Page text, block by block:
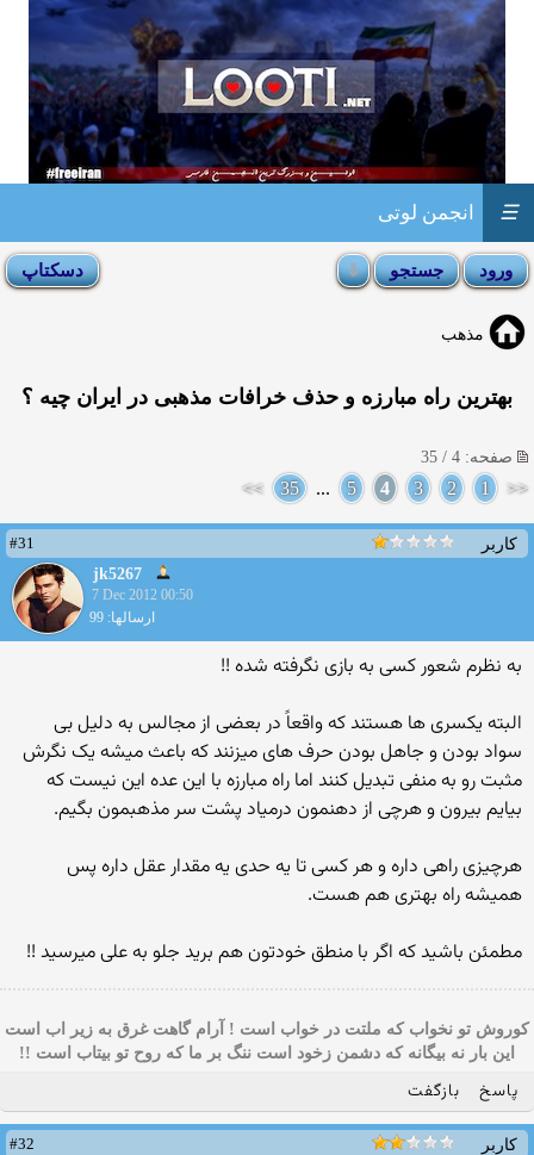
انجمن لوتی ☰
مذهب
بهترین راه مبارزه و حذف خرافات مذهبی در ایران چیه ؟
صفحه: 4 / 35
<<
1
2
3
4
5
...
35
>>
کاربر
#31
jk5267
7 Dec 2012 00:50
ارسالها: 99
به نظرم شعور کسی به بازی نگرفته شده !!
البته یکسری ها هستند که واقعاً در بعضی از مجالس به دلیل بی
سواد بودن و جاهل بودن حرف های میزنند که باعث میشه یک نگرش
مثبت رو به منفی تبدیل کنند اما راه مبارزه با این عده این نیست که
بیایم بیرون و هرچی از دهنمون درمیاد پشت سر مذهبمون بگیم.
هرچیزی راهی داره و هر کسی تا یه حدی یه مقدار عقل داره پس
همیشه راه بهتری هم هست.
مطمئن باشید که اگر با منطق خودتون هم برید جلو به علی میرسید !!
کوروش تو نخواب که ملتت در خواب است ! آرام گاهت غرق به زیر اب است
این بار نه بیگانه که دشمن زخود است ننگ بر ما که روح تو بیتاب است !!
پاسخ بازگفت
کاربر
#32